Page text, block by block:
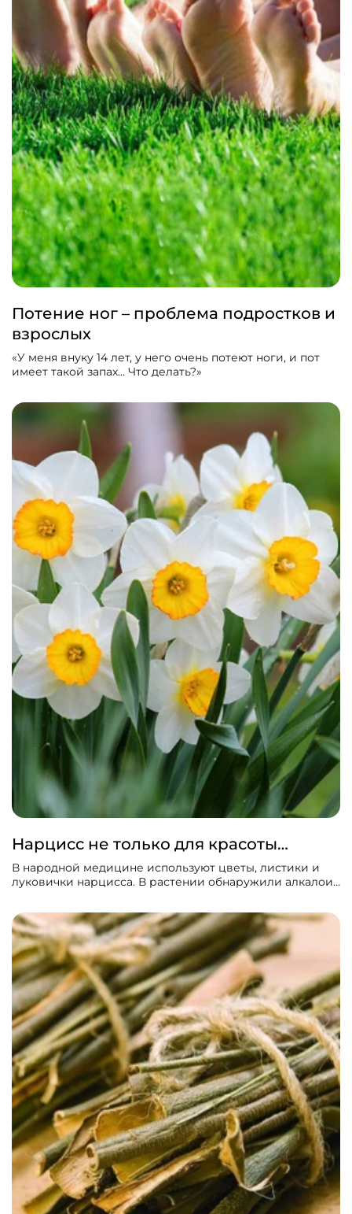
Потение ног – проблема подростков и
взрослых
«У меня внуку 14 лет, у него очень потеют ноги, и пот
имеет такой запах… Что делать?»
Нарцисс не только для красоты…
В народной медицине используют цветы, листики и
луковички нарцисса. В растении обнаружили алкалоид
воспаление легких и бронхов. Нарцисс помощный от
боли в груди, сильного кашля, хорошо выводит
мокроту.